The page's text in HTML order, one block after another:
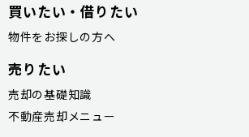
買いたい・借りたい
物件をお探しの方へ
売りたい
売却の基礎知識
不動産売却メニュー